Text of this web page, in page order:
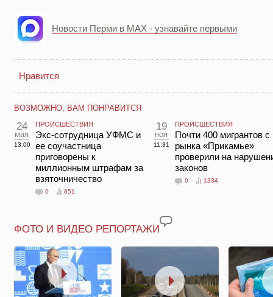
Новости Перми в MAX - узнавайте первыми
Нравится
ВОЗМОЖНО, ВАМ ПОНРАВИТСЯ
24
мая
13:00
ПРОИСШЕСТВИЯ
Экс-сотрудница УФМС и
ее соучастница
приговорены к
миллионным штрафам за
взяточничество
0 851
19
ноя
11:31
ПРОИСШЕСТВИЯ
Почти 400 мигрантов с
рынка «Прикамье»
проверили на
законов
0 1334
ФОТО И ВИДЕО РЕПОРТАЖИ